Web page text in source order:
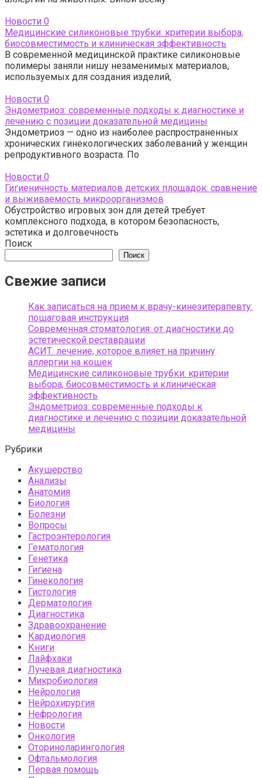
Новости 0
Медицинские силиконовые трубки: критерии выбора,
биосовместимость и клиническая эффективность
В современной медицинской практике силиконовые
полимеры заняли нишу незаменимых материалов,
используемых для создания изделий,
Новости 0
Эндометриоз: современные подходы к диагностике и
лечению с позиции доказательной медицины
Эндометриоз — одно из наиболее распространенных
хронических гинекологических заболеваний у женщин
репродуктивного возраста. По
Новости 0
Гигиеничность материалов детских площадок: сравнение
и выживаемость микроорганизмов
Обустройство игровых зон для детей требует
комплексного подхода, в котором безопасность,
эстетика и долговечность
Поиск
Поиск
Свежие записи
Как записаться на прием к врачу-кинезитерапевту:
пошаговая инструкция
Современная стоматология: от диагностики до
эстетической реставрации
АСИТ: лечение, которое влияет на причину
аллергии на кошек
Медицинские силиконовые трубки: критерии
выбора, биосовместимость и клиническая
эффективность
Эндометриоз: современные подходы к
диагностике и лечению с позиции доказательной
медицины
Рубрики
Акушерство
Анализы
Анатомия
Биология
Болезни
Вопросы
Гастроэнтерология
Гематология
Генетика
Гигиена
Гинекология
Гистология
Дерматология
Диагностика
Здравоохранение
Кардиология
Книги
Лайфхаки
Лучевая диагностика
Микробиология
Нейрология
Нейрохирургия
Нефрология
Новости
Онкология
Оториноларингология
Офтальмология
Первая помощь